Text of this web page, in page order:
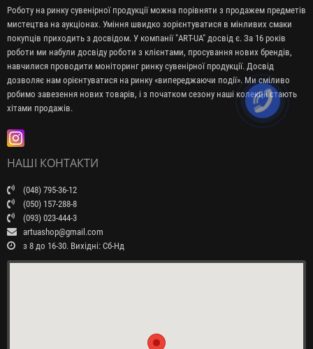
Роботу на ринку сувенірної продукції можна порівняти з продажем предметів
мистецтва на аукціонах. Уміння швидко зорієнтуватися в мінливих смаки
покупців приходить з досвідом. У компанії "ART-UA" досвід є. За 16 років
роботи ми набули досвіду роботи з клієнтами, просування нових брендів,
навчилися проводити моніторинг ринку сувенірної продукції. Досвід
дозволяє нам орієнтуватися на ринку «випереджаючи події». Ми сміливо
робимо завезення нових товарів, і з початком сезону наші колекції стають
хітами продажів.
НАШІ КОНТАКТИ
(048) 795-36-12
(050) 157-288-8
(093) 023-444-3
artuashop@gmail.com
з 8 до 16-30. Вихідні: Сб-Нд